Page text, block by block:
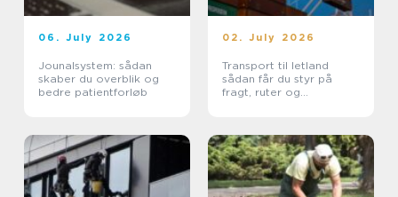
06. July 2026
Jounalsystem: sådan
skaber du overblik og
bedre patientforløb
02. July 2026
Transport til letland
sådan får du styr på
fragt, ruter og